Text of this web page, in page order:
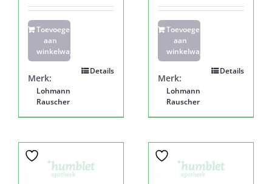
Toevoegen
aan
winkelwagen
Details
Merk:
Lohmann
Rauscher
Toevoegen
aan
winkelwagen
Details
Merk:
Lohmann
Rauscher